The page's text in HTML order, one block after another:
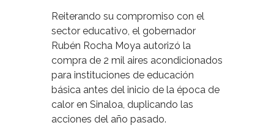
Reiterando su compromiso con el
sector educativo, el gobernador
Rubén Rocha Moya autorizó la
compra de 2 mil aires acondicionados
para instituciones de educación
básica antes del inicio de la época de
calor en Sinaloa, duplicando las
acciones del año pasado.